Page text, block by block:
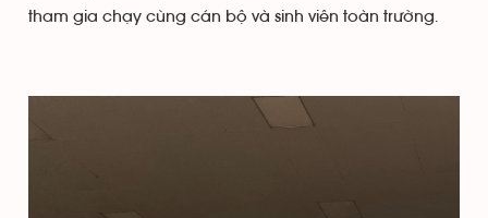
tham gia chạy cùng cán bộ và sinh viên toàn trường.